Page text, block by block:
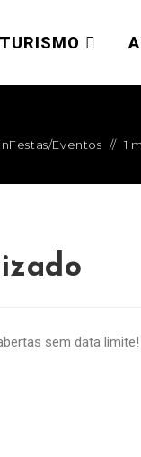
TURISMO
Festas/Eventos 1
sem data